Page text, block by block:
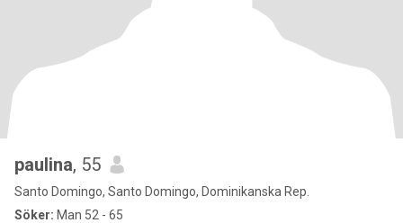
paulina, 55
Santo Domingo, Santo Domingo, Dominikanska Rep.
Söker: Man 52 - 65